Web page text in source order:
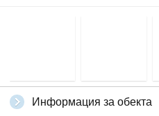
Информация за обекта